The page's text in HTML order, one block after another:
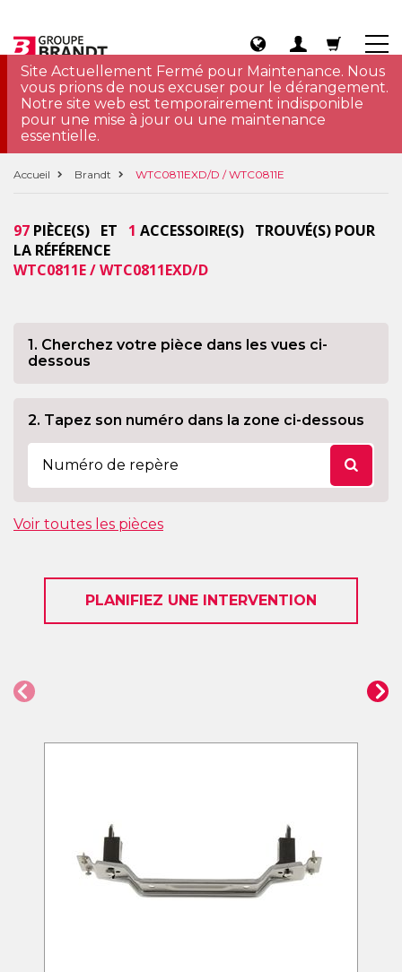
Site Actuellement Fermé pour Maintenance. Nous
vous prions de nous excuser pour le dérangement.
Notre site web est temporairement indisponible
pour une mise à jour ou une maintenance
essentielle.
Accueil Brandt WTC0811EXD/D / WTC0811E
97 PIÈCE(S) ET 1 ACCESSOIRE(S) TROUVÉ(S) POUR
LA RÉFÉRENCE
WTC0811E / WTC0811EXD/D
1. Cherchez votre pièce dans les vues ci-
dessous
2. Tapez son numéro dans la zone ci-dessous
Voir toutes les pièces
PLANIFIEZ UNE INTERVENTION